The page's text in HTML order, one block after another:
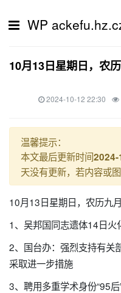
WP
10月13日星期日，农
2024-10-12 22:30
温馨提示：
本文最后更新时间
天没有更新，若内容或
10月13日星期日，农历九
1、吴邦国同志遗体14日
2、国台办：强烈支持有关
采取进一步措施
3、聘用多重学术身份“95